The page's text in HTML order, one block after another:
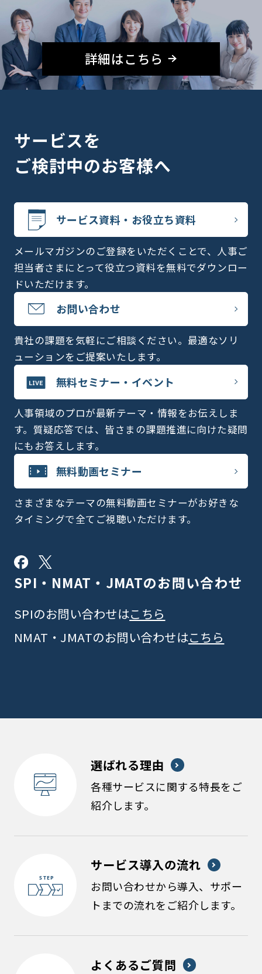
詳細はこちら
サービスを
ご検討中のお客様へ
サービス資料・お役立ち資料
メールマガジンのご登録をいただくことで、人事ご
担当者さまにとって役立つ資料を無料でダウンロー
ドいただけます。
お問い合わせ
貴社の課題を気軽にご相談ください。最適なソリ
ューションをご提案いたします。
無料セミナー・イベント
人事領域のプロが最新テーマ・情報をお伝えしま
す。質疑応答では、皆さまの課題推進に向けた疑問
にもお答えします。
無料動画セミナー
さまざまなテーマの無料動画セミナーがお好きな
タイミングで全てご視聴いただけます。
SPI・NMAT・JMATのお問い合わせ
SPIのお問い合わせはこちら
NMAT・JMATのお問い合わせはこちら
選ばれる理由
各種サービスに関する特長をご
紹介します。
サービス導入の流れ
お問い合わせから導入、サポー
トまでの流れをご紹介します。
よくあるご質問